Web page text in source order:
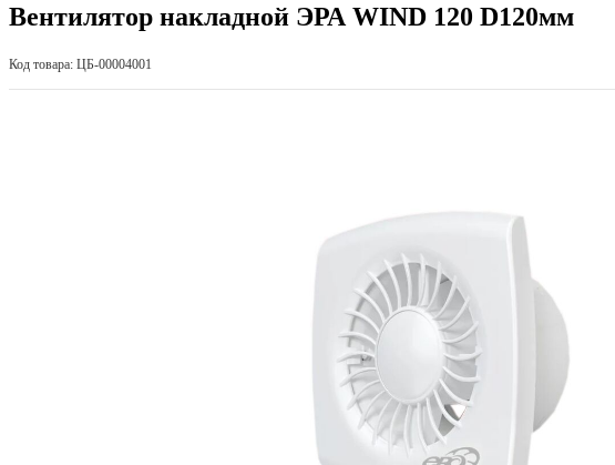
Вентилятор накладной ЭРА WIND 120 D120мм
Код товара: ЦБ-00004001